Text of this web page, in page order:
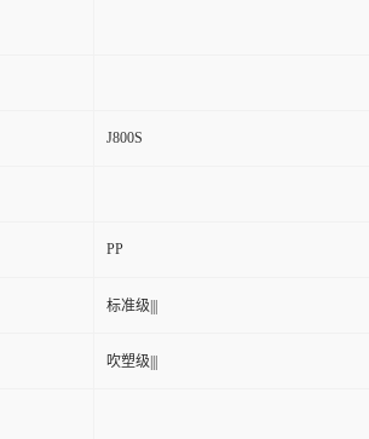
J800S
PP
标准级|||
吹塑级|||